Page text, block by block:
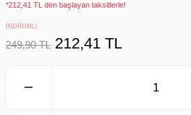
*212,41 TL den başlayan taksitlerle!
İNDİRİMLİ
249,90 TL 212,41 TL